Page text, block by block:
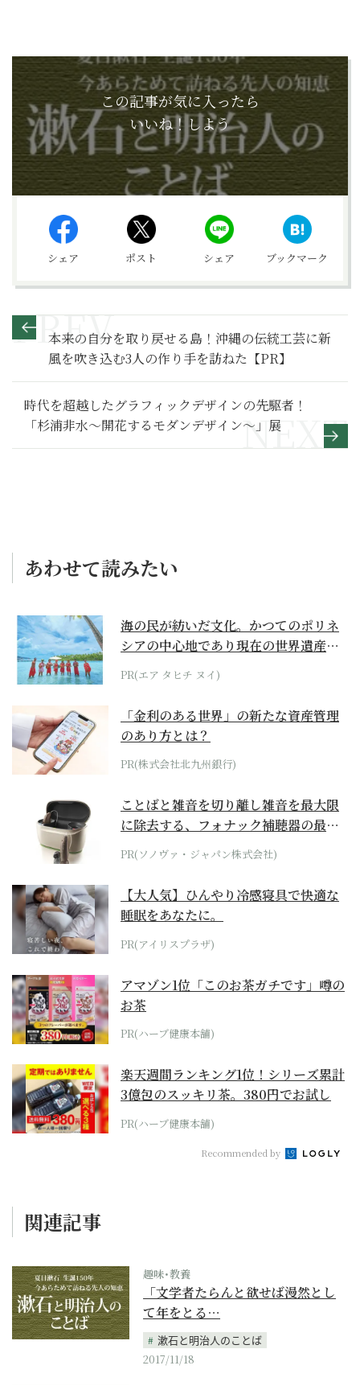
この記事が気に入ったら
いいね！しよう
シェア ポスト シェア ブックマーク
本来の自分を取り戻せる島！沖縄の伝統工芸に新
風を吹き込む3人の作り手を訪ねた【PR】
時代を超越したグラフィックデザインの先駆者！
「杉浦非水～開花するモダンデザイン～」展
あわせて読みたい
海の民が紡いだ文化。かつてのポリネ
シアの中心地であり現在の世界遺産か
らみえてくる...
PR(エア タヒチ ヌイ)
「金利のある世界」の新たな資産管理
のあり方とは？
PR(株式会社北九州銀行)
ことばと雑音を切り離し雑音を最大限
に除去する、フォナック補聴器の最上
位モデル
PR(ソノヴァ・ジャパン株式会社)
【大人気】ひんやり冷感寝具で快適な
睡眠をあなたに。
PR(アイリスプラザ)
アマゾン1位「このお茶ガチです」噂の
お茶
PR(ハーブ健康本舗)
楽天週間ランキング1位！シリーズ累計
3億包のスッキリ茶。380円でお試し
PR(ハーブ健康本舗)
Recommended by
関連記事
趣味･教養
「文学者たらんと欲せば漫然とし
て年をとる…
漱石と明治人のことば
2017/11/18